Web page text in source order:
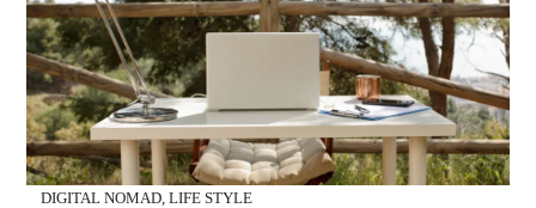
DIGITAL NOMAD ,LIFE STYLE